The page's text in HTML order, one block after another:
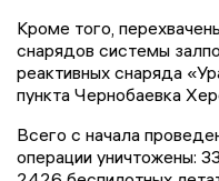
Кроме того,
снарядов системы
реактивных снаряда
пункта Чернобаевка
Всего с начала
операции уничтожены: